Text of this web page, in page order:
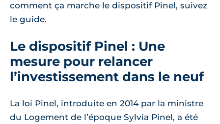
comment ça marche le dispositif Pinel, suivez
le guide.
Le dispositif Pinel : Une
mesure pour relancer
l’investissement dans le neuf
La loi Pinel, introduite en 2014 par la ministre
du Logement de l’époque Sylvia Pinel, a été